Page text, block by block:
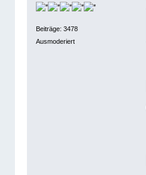
Beiträge: 3478
Ausmoderiert